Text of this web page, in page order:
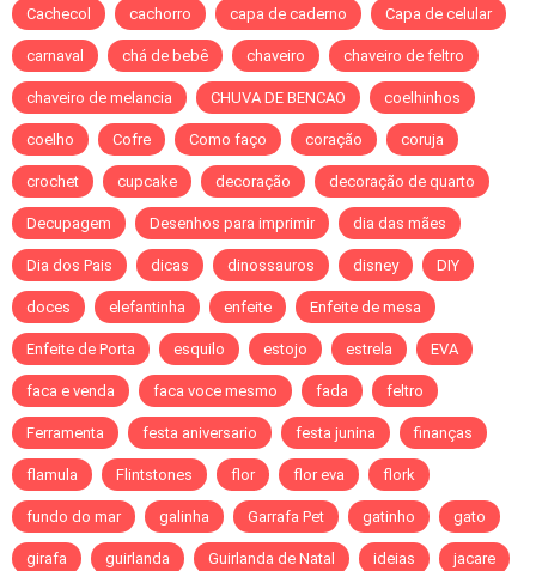
Cachecol cachorro capa de caderno Capa de celular
carnaval chá de bebê chaveiro chaveiro de feltro
chaveiro de melancia CHUVA DE BENCAO coelhinhos
coelho Cofre Como faço coração coruja
crochet cupcake decoração decoração de quarto
Decupagem Desenhos para imprimir dia das mães
Dia dos Pais dicas dinossauros disney DIY
doces elefantinha enfeite Enfeite de mesa
Enfeite de Porta esquilo estojo estrela EVA
faca e venda faca voce mesmo fada feltro
Ferramenta festa aniversario festa junina finanças
flamula Flintstones flor flor eva flork
fundo do mar galinha Garrafa Pet gatinho gato
girafa guirlanda Guirlanda de Natal ideias jacare